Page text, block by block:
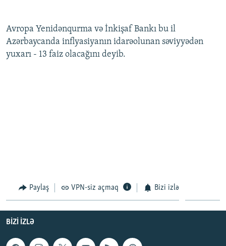
İNFOQRAFIKA
KARIKATURA
AZƏRBAYCAN ƏDƏBIYYATI KITABXANASI
İSLAM VƏ DEMOKRATIYA
MISSIYAMIZ
PEŞƏ ETIKASI VƏ JURNALISTIKA STANDARTLARIMIZ
BIZI IZLƏ
Avropa Yenidənqurma və İnkişaf Bankı bu il
Azərbaycanda inflyasiyanın idarəolunan səviyyədən
yuxarı - 13 faiz olacağını deyib.
Paylaş VPN-siz açmaq Bizi izlə
BIZI IZLƏ